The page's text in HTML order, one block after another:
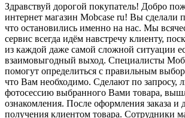
Здравствуй дорогой покупатель! Добро
интернет магазин Mobcase ru! Вы сделали
что остановились именно на нас. Мы
сервис всегда идём навстречу клиенту,
из каждой даже самой сложной ситуации
взаимовыгодный выход. Специалисты
помогут определиться с правильным
что Вам необходимо. Сделают по запросу,
фотосессию выбранного Вами товара,
ознакомления. После оформления заказа и
получения клиентом товара. Сотрудники